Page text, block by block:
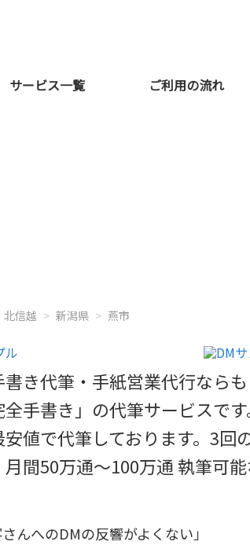
サービス一覧 ご利用の流れ
北信越 新潟県 燕市
書き代筆・手紙営業代行なら
全手書き」の代筆サービスで
安値で代筆しております。3回
間50万通～100万通 執筆可
さんへのDMの反響がよくない」